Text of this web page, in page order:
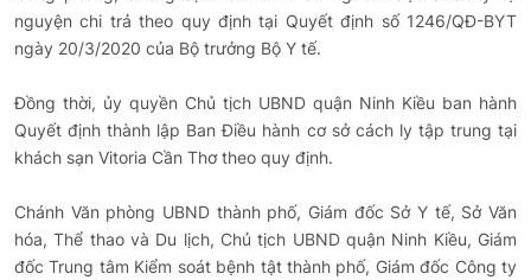
nguyện chi trả theo quy định tại Quyết định số 1246/QĐ-BYT
ngày 20/3/2020 của Bộ trưởng Bộ Y tế.
Đồng thời, ủy quyền Chủ tịch UBND quận Ninh Kiều ban hành
Quyết định thành lập Ban Điều hành cơ sở cách ly tập trung tại
khách sạn Vitoria Cần Thơ theo quy định.
Chánh Văn phòng UBND thành phố, Giám đốc Sở Y tế, Sở Văn
hóa, Thể thao và Du lịch, Chủ tịch UBND quận Ninh Kiều, Giám
đốc Trung tâm Kiểm soát bệnh tật thành phố, Giám đốc Công ty